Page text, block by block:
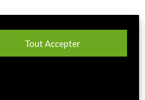
Tout Accepter
de vente